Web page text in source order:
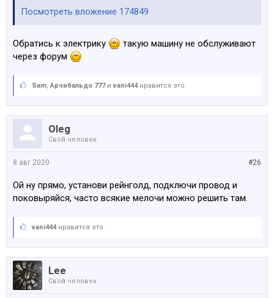
Посмотреть вложение 174849
Обратись к электрику
такую машину не обслуживают
через форум
Sam Арчибальдо 777иvani444нравится это.
Oleg
Свой человек
#26
8 авг 2020
Ой ну прямо, установи рейнголд, подключи провод и
поковыряйся, часто всякие мелочи можно решить там.
vani444нравится это.
Lee
Свой человек